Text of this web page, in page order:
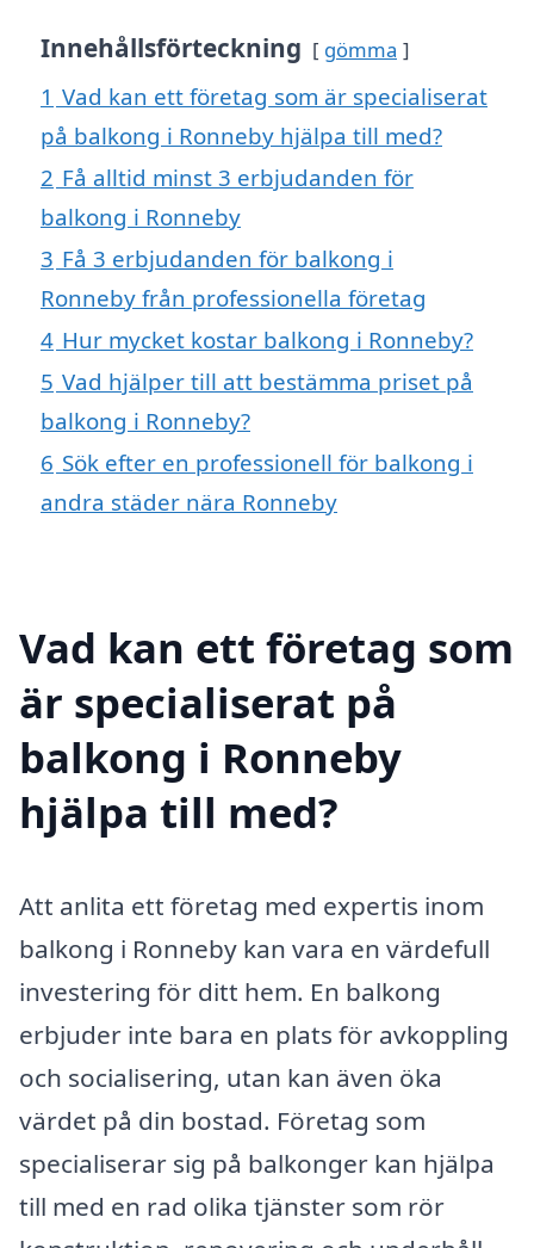
Innehållsförteckning gömma
1 Vad kan ett företag som är specialiserat
på balkong i Ronneby hjälpa till med?
2 Få alltid minst 3 erbjudanden för
balkong i Ronneby
3 Få 3 erbjudanden för balkong i
Ronneby från professionella företag
4 Hur mycket kostar balkong i Ronneby?
5 Vad hjälper till att bestämma priset på
balkong i Ronneby?
6 Sök efter en professionell för balkong i
andra städer nära Ronneby
Vad kan ett företag som
är specialiserat på
balkong i Ronneby
hjälpa till med?
Att anlita ett företag med expertis inom
balkong i Ronneby kan vara en värdefull
investering för ditt hem. En balkong
erbjuder inte bara en plats för avkoppling
och socialisering, utan kan även öka
värdet på din bostad. Företag som
specialiserar sig på balkonger kan hjälpa
till med en rad olika tjänster som rör